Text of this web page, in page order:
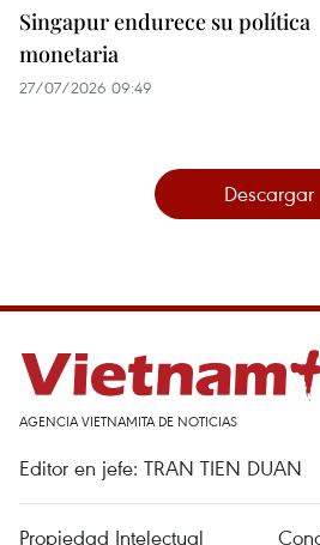
Singapur endurece su política
monetaria
27/07/2026 09:49
Descargar
AGENCIA VIETNAMITA DE NOTICIAS
Editor en jefe: TRAN TIEN DUAN
Propiedad Intelectual